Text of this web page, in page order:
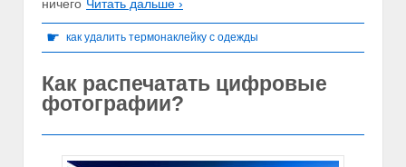
ничего Читать дальше ›
☛ как удалить термонаклейку с одежды
Как распечатать цифровые
фотографии?